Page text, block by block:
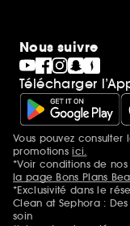
Nous suivre
Télécharger
Mentions
Vous pouvez
promotionsici.
*Voir conditions de
la page Bons Plans
*Exclusivité dans le
Clean at Sephora :
soin